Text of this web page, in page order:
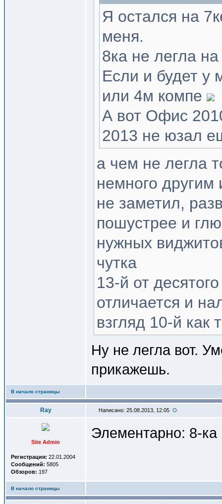
Я остался на
меня.
8ка не легла
Если и будет у
или 4м компе
А вот Офис
2013 не юзал
а чем не легла
немного
не заметил,
пошустрее и
нужных
чутка
13-й от
отличается и
взгляд 10-й как
Ну не легла вот.
прикажешь.
В начало страницы
Ray Написано: 25.08.2013, 12:05
Site Admin
Регистрация: 22.01.2004
Сообщений: 5805
Обзоров: 197
Элементарно: 8-ка
В начало страницы